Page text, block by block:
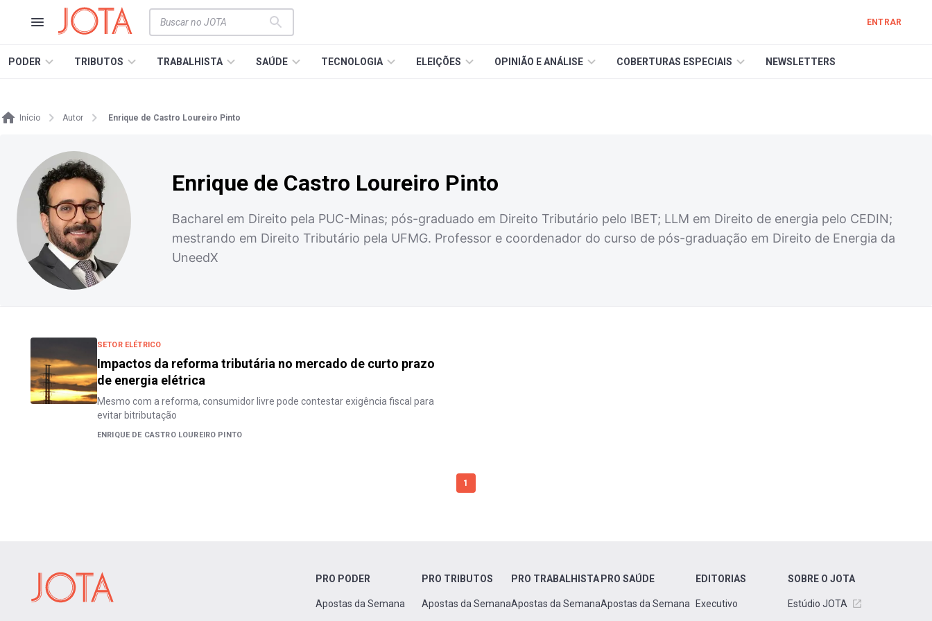
ENTRAR
PODER TRIBUTOS TRABALHISTA SAÚDE TECNOLOGIA ELEIÇÕES OPINIÃO E ANÁLISE COBERTURAS ESPECIAIS NEWSLETTERS
Início Autor Enrique de Castro Loureiro Pinto
Enrique de Castro Loureiro Pinto
Bacharel em Direito pela PUC-Minas; pós-graduado em Direito Tributário pelo IBET; LLM em Direito de energia pelo CEDIN;
mestrando em Direito Tributário pela UFMG. Professor e coordenador do curso de pós-graduação em Direito de Energia da
UneedX
SETOR ELÉTRICO
Impactos da reforma tributária no mercado de curto prazo
de energia elétrica
Mesmo com a reforma, consumidor livre pode contestar exigência fiscal para
evitar bitributação
ENRIQUE DE CASTRO LOUREIRO PINTO
1
PRO PODER
Apostas da Semana
PRO TRIBUTOS
Apostas da Semana
PRO TRABALHISTA
Apostas da Semana
PRO SAÚDE
Apostas da Semana
EDITORIAS
Executivo
SOBRE O JOTA
Estúdio JOTA